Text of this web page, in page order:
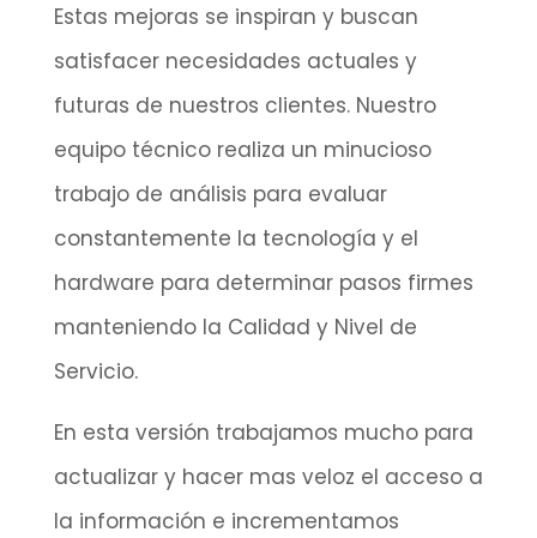
Estas mejoras se inspiran y buscan
satisfacer necesidades actuales y
futuras de nuestros clientes. Nuestro
equipo técnico realiza un minucioso
trabajo de análisis para evaluar
constantemente la tecnología y el
hardware para determinar pasos firmes
manteniendo la Calidad y Nivel de
Servicio.
En esta versión trabajamos mucho para
actualizar y hacer mas veloz el acceso a
la información e incrementamos